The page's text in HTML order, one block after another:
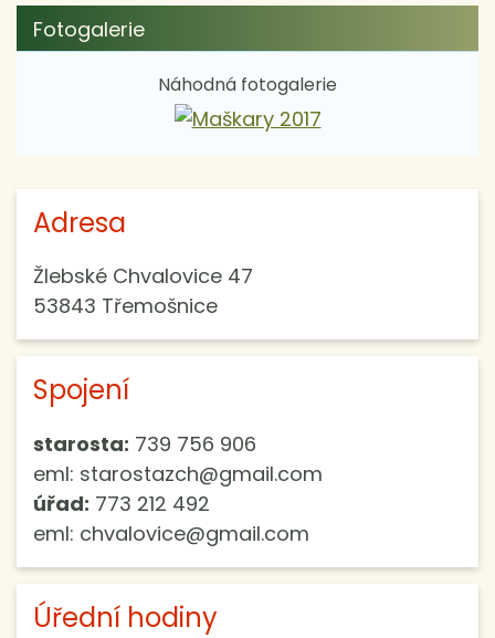
Fotogalerie
Náhodná fotogalerie
Adresa
Žlebské Chvalovice 47
53843 Třemošnice
Spojení
starosta: 739 756 906
eml: starostazch@gmail.com
úřad: 773 212 492
eml: chvalovice@gmail.com
Úřední hodiny